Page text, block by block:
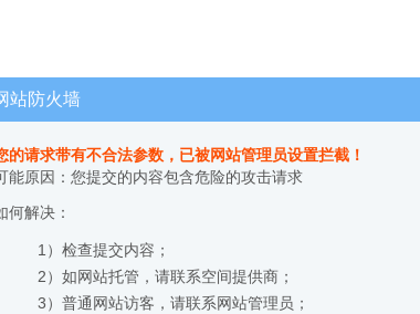
站防火墙
的请求带有不合法参数，已被网站管理员设置拦截！
能原因：您提交的内容包含危险的攻击请求
何解决：
1）检查提交内容；
2）如网站托管，请联系空间提供商；
3）普通网站访客，请联系网站管理员；